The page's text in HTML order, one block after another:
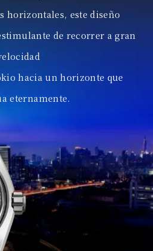
horizontales, este diseño
de recorrer a gran
hacia un horizonte que
eternamente.